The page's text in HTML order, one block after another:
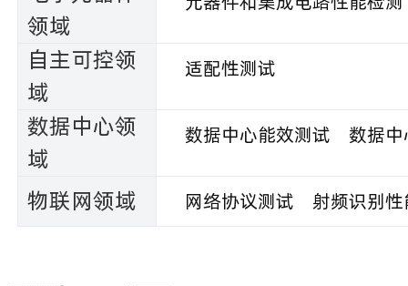
领域
自主可控领
域
适配性测试
数据中心领
域
数据中心能效测试 数据
物联网领域 网络协议测试 射频识别